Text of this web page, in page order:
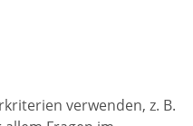
verwenden, z. B.